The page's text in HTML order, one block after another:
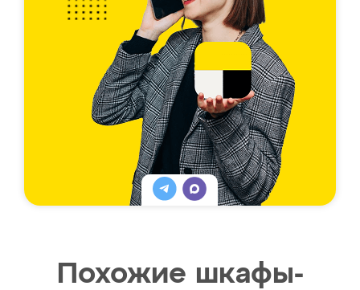
Похожие шкафы-